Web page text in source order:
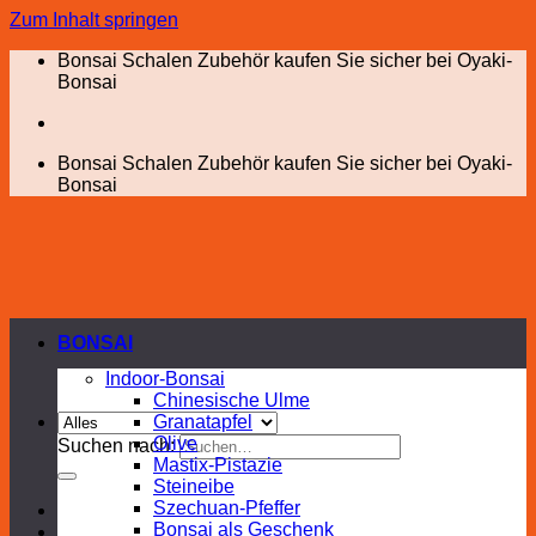
Zum Inhalt springen
Bonsai Schalen Zubehör kaufen Sie sicher bei Oyaki-
Bonsai
Bonsai Schalen Zubehör kaufen Sie sicher bei Oyaki-
Bonsai
Suchen nach:
BONSAI
Indoor-Bonsai
Chinesische Ulme
Granatapfel
Olive
Mastix-Pistazie
Steineibe
Szechuan-Pfeffer
Bonsai als Geschenk